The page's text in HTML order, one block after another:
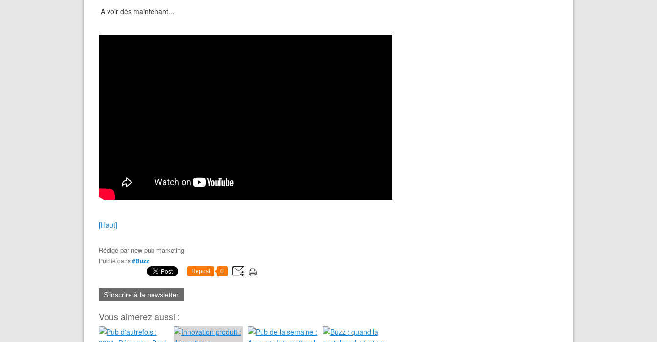
A voir dès maintenant...
[Haut]
Rédigé par new pub marketing
Publié dans#Buzz
Repost 0
S'inscrire à la newsletter
Vous aimerez aussi :